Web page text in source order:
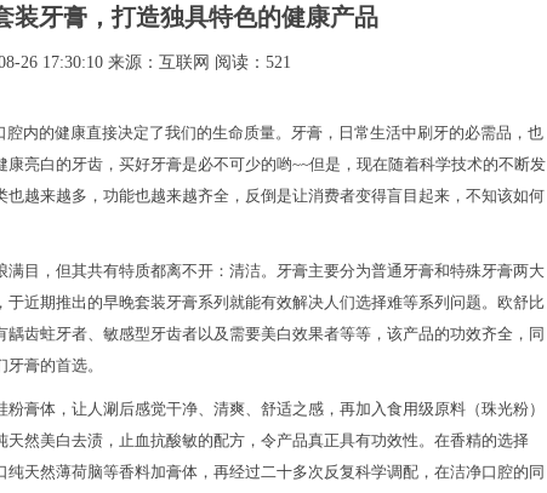
装牙膏，打造独具特色的健康产品
26 17:30:10 来源：互联网 阅读：521
内的健康直接决定了我们的生命质量。牙膏，日常生活中刷牙的必需品，也
亮白的牙齿，买好牙膏是必不可少的哟~~但是，现在随着科学技术的不断发
越来越多，功能也越来越齐全，反倒是让消费者变得盲目起来，不知该如何
目，但其共有特质都离不开：清洁。牙膏主要分为普通牙膏和特殊牙膏两大
近期推出的早晚套装牙膏系列就能有效解决人们选择难等系列问题。欧舒比
齿蛀牙者、敏感型牙齿者以及需要美白效果者等等，该产品的功效齐全，同
膏的首选。
膏体，让人涮后感觉干净、清爽、舒适之感，再加入食用级原料（珠光粉）
然美白去渍，止血抗酸敏的配方，令产品真正具有功效性。在香精的选择
天然薄荷脑等香料加膏体，再经过二十多次反复科学调配，在洁净口腔的同